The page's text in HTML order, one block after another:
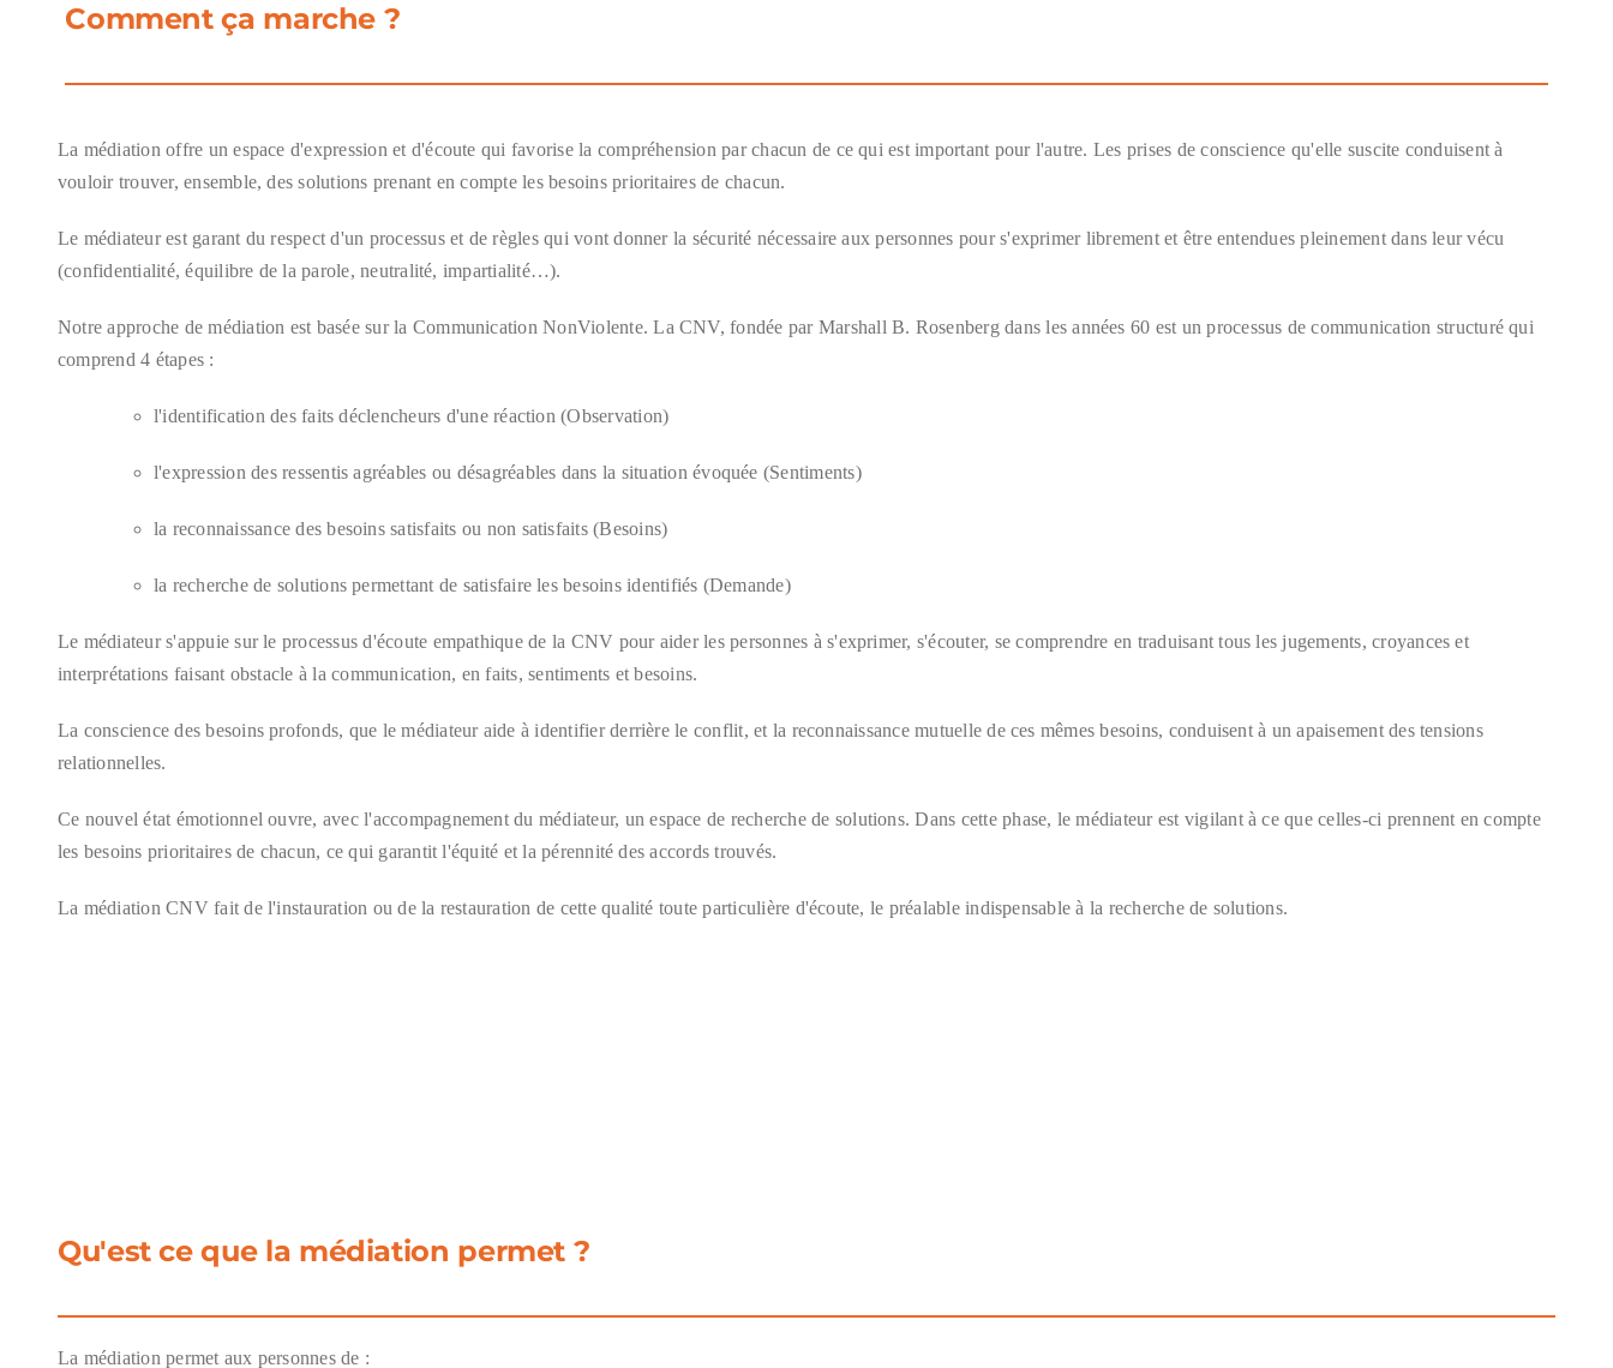
Comment ça marche ?
La médiation offre un espace d'expression et d'écoute qui favorise la compréhension par chacun de ce qui est important pour l'autre. Les prises de conscience qu'elle suscite conduisent à
vouloir trouver, ensemble, des solutions prenant en compte les besoins prioritaires de chacun.
Le médiateur est garant du respect d'un processus et de règles qui vont donner la sécurité nécessaire aux personnes pour s'exprimer librement et être entendues pleinement dans leur vécu
(confidentialité, équilibre de la parole, neutralité, impartialité…).
Notre approche de médiation est basée sur la Communication NonViolente. La CNV, fondée par Marshall B. Rosenberg dans les années 60 est un processus de communication structuré qui
comprend 4 étapes :
l'identification des faits déclencheurs d'une réaction (Observation)
l'expression des ressentis agréables ou désagréables dans la situation évoquée (Sentiments)
la reconnaissance des besoins satisfaits ou non satisfaits (Besoins)
la recherche de solutions permettant de satisfaire les besoins identifiés (Demande)
Le médiateur s'appuie sur le processus d'écoute empathique de la CNV pour aider les personnes à s'exprimer, s'écouter, se comprendre en traduisant tous les jugements, croyances et
interprétations faisant obstacle à la communication, en faits, sentiments et besoins.
La conscience des besoins profonds, que le médiateur aide à identifier derrière le conflit, et la reconnaissance mutuelle de ces mêmes besoins, conduisent à un apaisement des tensions
relationnelles.
Ce nouvel état émotionnel ouvre, avec l'accompagnement du médiateur, un espace de recherche de solutions. Dans cette phase, le médiateur est vigilant à ce que celles-ci prennent en compte
les besoins prioritaires de chacun, ce qui garantit l'équité et la pérennité des accords trouvés.
La médiation CNV fait de l'instauration ou de la restauration de cette qualité toute particulière d'écoute, le préalable indispensable à la recherche de solutions.
Qu'est ce que la médiation permet ?
La médiation permet aux personnes de :